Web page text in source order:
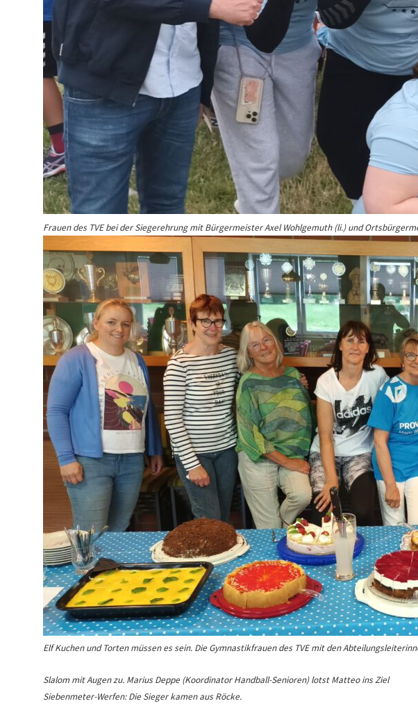
Frauen des TVE bei der Siegerehrung mit Bürgermeister Axel Wohlgemuth (li.) und
Elf Kuchen und Torten müssen es sein. Die Gymnastikfrauen des TVE mit den
Slalom mit Augen zu. Marius Deppe (Koordinator Handball-Senioren) lotst Matteo ins Ziel
Siebenmeter-Werfen: Die Sieger kamen aus Röcke.